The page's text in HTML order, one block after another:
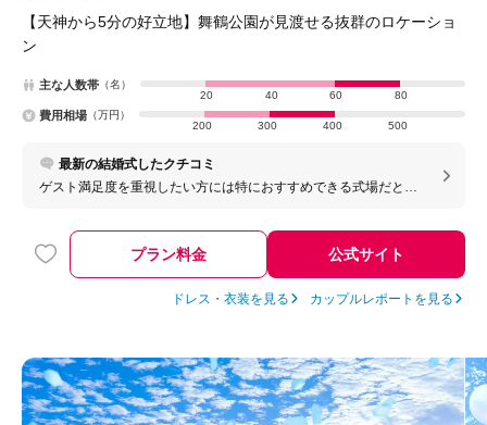
【天神から5分の好立地】舞鶴公園が見渡せる抜群のロケーショ
ン
主な人数帯 （名）
20
40 60 80
費用相場 （万円）
200
300 400 500
最新の結婚式したクチコミ
ゲスト満足度を重視したい方には特におすすめできる式場だと思
く、自分たちらしい結婚式を作ることができました。ゲストとゆ
っくり楽しめる結婚式をしたい方にはとても合う会場だと思いま
プラン料金 公式サイト
ドレス・衣装を見る カップルレポートを見る